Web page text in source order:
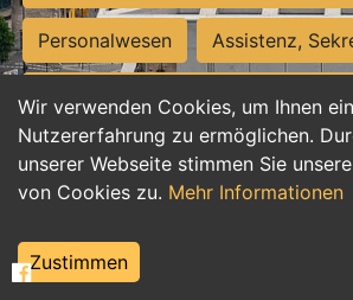
Wir verwenden Cookies, um Ihnen
Nutzererfahrung zu ermöglichen.
unserer Webseite stimmen Sie
von Cookies zu. Mehr Informationen
Zustimmen
Personalwesen Assistenz,
Hilfskräfte, Aushilfs- und Nebenjobs
Einkauf, Logistik,
Weiterbildung, Studium, duale
Tourismus